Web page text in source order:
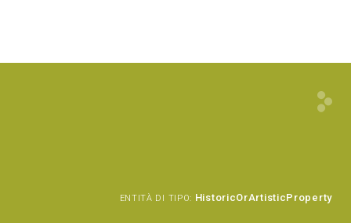
ENTITÀ DI TIPO: HistoricOrArtisticProperty